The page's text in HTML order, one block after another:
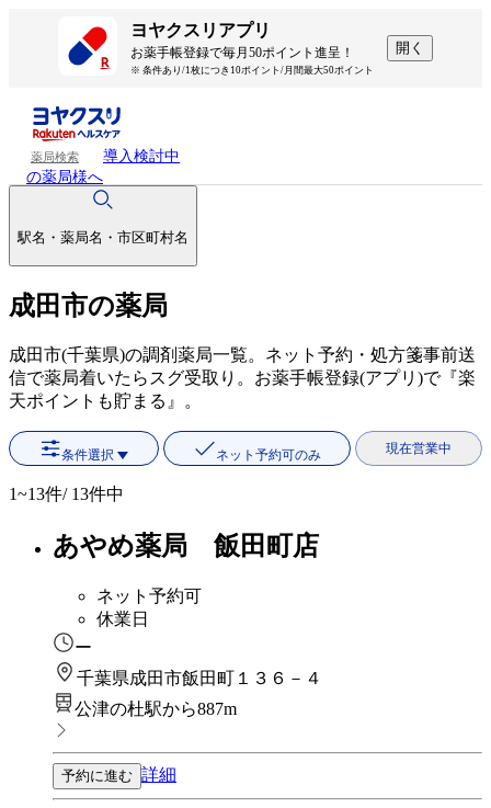
ヨヤクスリアプリ
お薬手帳登録で毎月50ポイント進呈！
※ 条件あり/1枚につき10ポイント/月間最大50ポイント
開く
薬局検索
導入検討中
の薬局様へ
駅名・薬局名・市区町村名
成田市の薬局
成田市(千葉県)の調剤薬局一覧。ネット予約・処方箋事前送
信で薬局着いたらスグ受取り。お薬手帳登録(アプリ)で『楽
天ポイントも貯まる』。
条件選択 ネット予約可のみ 現在営業中
1~13件/ 13件中
あやめ薬局 飯田町店
ネット予約可
休業日
ー
千葉県成田市飯田町１３６－４
公津の杜駅から887m
予約に進む 詳細